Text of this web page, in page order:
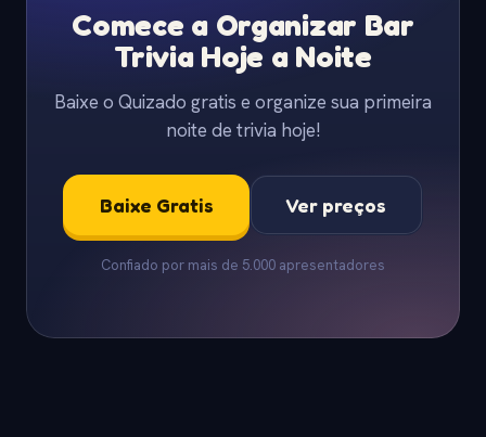
Comece a Organizar Bar
Trivia Hoje a Noite
Baixe o Quizado gratis e organize sua primeira
noite de trivia hoje!
Baixe Gratis Ver preços
Confiado por mais de 5.000 apresentadores